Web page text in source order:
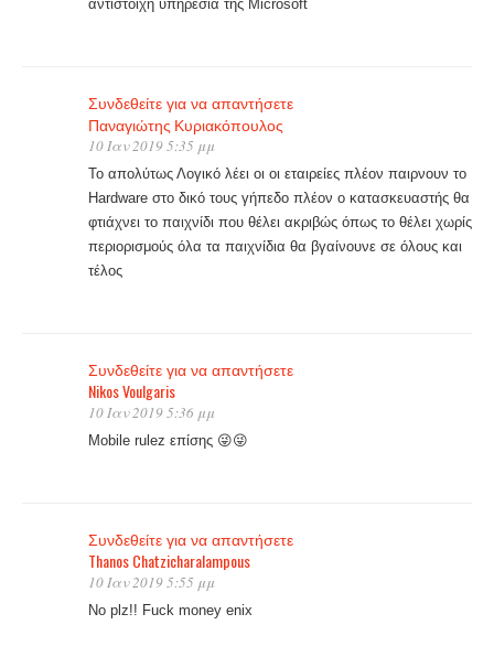
αντίστοιχη υπηρεσία της Microsoft
Συνδεθείτε για να απαντήσετε
Παναγιώτης Κυριακόπουλος
10 Ιαν 2019 5:35 μμ
Το απολύτως Λογικό λέει οι οι εταιρείες πλέον παιρνουν το
Hardware στο δικό τους γήπεδο πλέον ο κατασκευαστής θα
φτιάχνει το παιχνίδι που θέλει ακριβώς όπως το θέλει χωρίς
περιορισμούς όλα τα παιχνίδια θα βγαίνουνε σε όλους και
τέλος
Συνδεθείτε για να απαντήσετε
Nikos Voulgaris
10 Ιαν 2019 5:36 μμ
Mobile rulez επίσης 😜😜
Συνδεθείτε για να απαντήσετε
Thanos Chatzicharalampous
10 Ιαν 2019 5:55 μμ
No plz!! Fuck money enix